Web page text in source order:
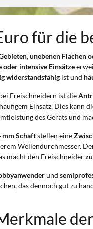
für die
unebenen Flächen
oder intensive Einsätze
widerstandsfähig ist und
Freischneidern ist die
Einsatz. Dies kann
des Geräts und
Schaftstellen eine
Wellendurchmesser.
macht den Freischneider
und
das dennoch gut zu